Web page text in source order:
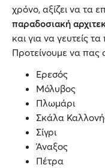
χρόνο, αξίζει να τα
παραδοσιακή
και για να γευτείς
Προτείνουμε να πας
Ερεσός
Μόλυβος
Πλωμάρι
Σκάλα
Σίγρι
Άναξος
Πέτρα